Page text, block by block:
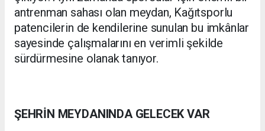
antrenman sahası olan meydan, Kağıtsporlu
patencilerin de kendilerine sunulan bu imkânlar
sayesinde çalışmalarını en verimli şekilde
sürdürmesine olanak tanıyor.
ŞEHRİN MEYDANINDA GELECEK VAR